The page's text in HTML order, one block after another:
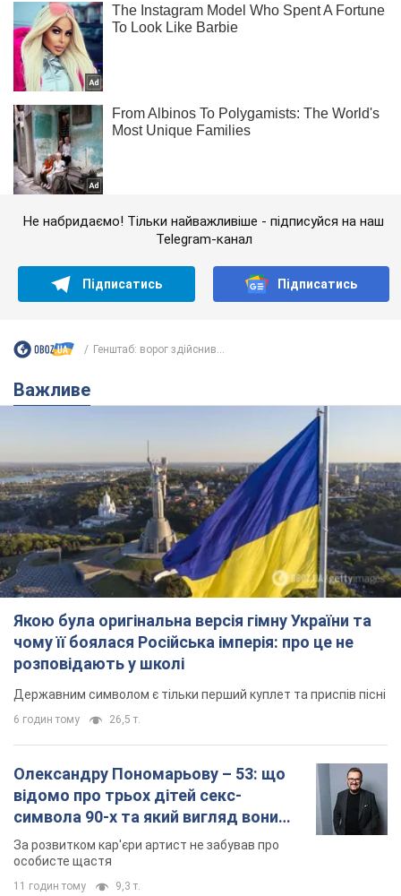
Не набридаємо! Тільки найважливіше - підписуйся на наш
Telegram-канал
Підписатись Підписатись
Генштаб: ворог здійснив...
Важливе
Якою була оригінальна версія гімну України та
чому її боялася Російська імперія: про це не
розповідають у школі
Державним символом є тільки перший куплет та приспів пісні
6 годин тому 26,5 т.
Олександру Пономарьову – 53: що
відомо про трьох дітей секс-
символа 90-х та який вигляд вони
мають
За розвитком кар'єри артист не забував про
особисте щастя
11 годин тому 9,3 т.